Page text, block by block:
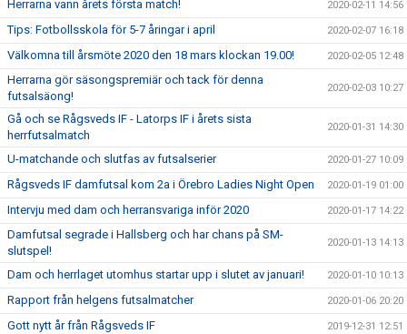
Herrarna vann årets första match! 2020-02-11 14:56
Tips: Fotbollsskola för 5-7 åringar i april 2020-02-07 16:18
Välkomna till årsmöte 2020 den 18 mars klockan 19.00! 2020-02-05 12:48
Herrarna gör säsongspremiär och tack för denna
futsalsäong!
2020-02-03 10:27
Gå och se Rågsveds IF - Latorps IF i årets sista
herrfutsalmatch
2020-01-31 14:30
U-matchande och slutfas av futsalserier 2020-01-27 10:09
Rågsveds IF damfutsal kom 2a i Örebro Ladies Night Open 2020-01-19 01:00
Intervju med dam och herransvariga inför 2020 2020-01-17 14:22
Damfutsal segrade i Hallsberg och har chans på SM-
slutspel!
2020-01-13 14:13
Dam och herrlaget utomhus startar upp i slutet av januari! 2020-01-10 10:13
Rapport från helgens futsalmatcher 2020-01-06 20:20
Gott nytt år från Rågsveds IF 2019-12-31 12:51